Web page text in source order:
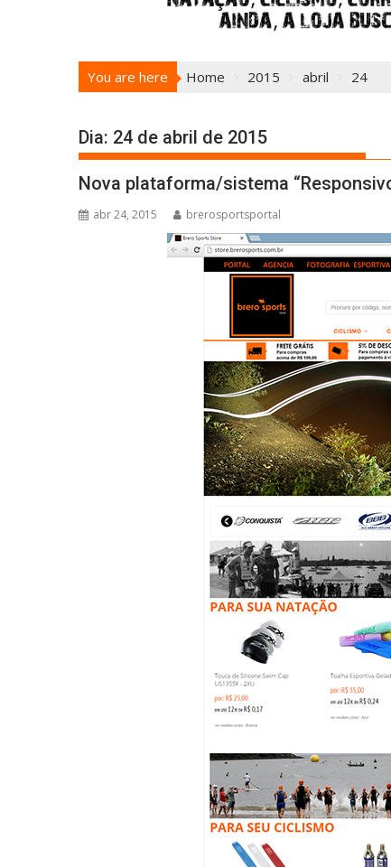
You are here Home 2015 abril 24
Dia: 24 de abril de 2015
Nova plataforma/sistema
abr 24, 2015 brerosportsportal